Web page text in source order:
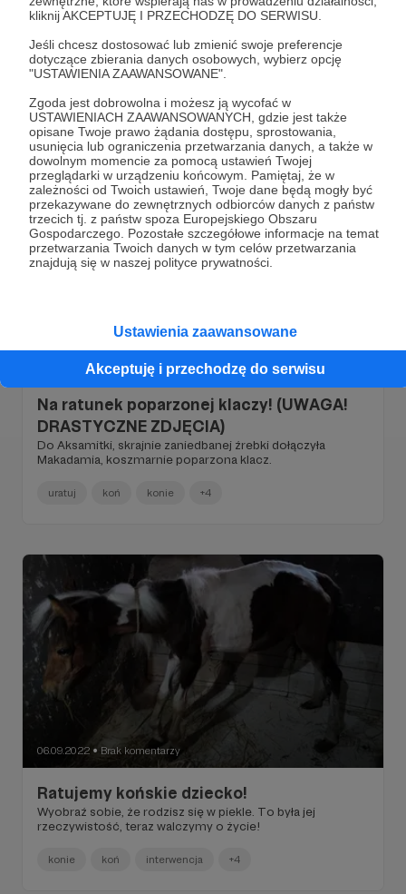
kliknij AKCEPTUJĘ I PRZECHODZĘ DO SERWISU.
Jeśli chcesz dostosować lub zmienić swoje preferencje
dotyczące zbierania danych osobowych, wybierz opcję
"USTAWIENIA ZAAWANSOWANE".
Zgoda jest dobrowolna i możesz ją wycofać w
USTAWIENIACH ZAAWANSOWANYCH, gdzie jest także
opisane Twoje prawo żądania dostępu, sprostowania,
usunięcia lub ograniczenia przetwarzania danych, a także w
dowolnym momencie za pomocą ustawień Twojej
przeglądarki w urządzeniu końcowym. Pamiętaj, że w
zależności od Twoich ustawień, Twoje dane będą mogły być
przekazywane do zewnętrznych odbiorców danych z państw
trzecich tj. z państw spoza Europejskiego Obszaru
Gospodarczego. Pozostałe szczegółowe informacje na temat
przetwarzania Twoich danych w tym celów przetwarzania
znajdują się w naszej polityce prywatności.
Ustawienia zaawansowane
Akceptuję i przechodzę do serwisu
Historia Miłosna Rurki i Szefuńca
Lubicie Historie Miłosne ze szczęśliwym zakończeniem?
Oto jedna z nich 🥰 Rurka- klacz i Szefuńcio malutki kucyk
to nasza top Para. Nie rozstają się nawet na krok, chociaż
ambasadorami ich miłości? Dołącz do naszych Patronów i
Twórz z Nami Piękne Historie.
schronisko pomocdlakoni psy +7
Na ratunek poparzonej klaczy! (UWAGA!
DRASTYCZNE ZDJĘCIA)
Do Aksamitki, skrajnie zaniedbanej źrebki dołączyła
Makadamia, koszmarnie poparzona klacz.
uratuj koń konie +4
06.09.2022 ● Brak komentarzy
Ratujemy końskie dziecko!
Wyobraź sobie, że rodzisz się w piekle. To była jej
rzeczywistość, teraz walczymy o życie!
konie koń interwencja +4